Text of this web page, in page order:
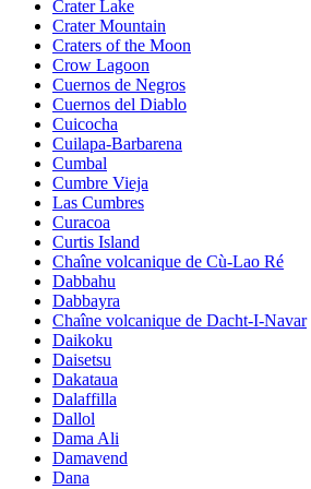
Crater Lake
Crater Mountain
Craters of the Moon
Crow Lagoon
Cuernos de Negros
Cuernos del Diablo
Cuicocha
Cuilapa-Barbarena
Cumbal
Cumbre Vieja
Las Cumbres
Curacoa
Curtis Island
Chaîne volcanique de Cù-Lao Ré
Dabbahu
Dabbayra
Chaîne volcanique de Dacht-I-Navar
Daikoku
Daisetsu
Dakataua
Dalaffilla
Dallol
Dama Ali
Damavend
Dana